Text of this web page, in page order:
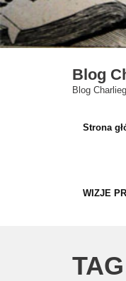
Blog
Blog
Strona
WIZJE